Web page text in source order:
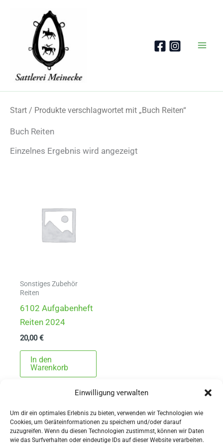
Einwilligung verwalten
Um dir ein optimales Erlebnis zu bieten, verwenden wir Technologien wie
Cookies, um Geräteinformationen zu speichern und/oder darauf
zuzugreifen. Wenn du diesen Technologien zustimmst, können wir Daten
wie das Surfverhalten oder eindeutige IDs auf dieser Website verarbeiten.
Start / Produkte verschlagwortet mit „Buch Reiten“
Buch Reiten
Einzelnes Ergebnis wird angezeigt
Sonstiges Zubehör
Reiten
6102 Aufgabenheft
Reiten 2024
20,00€
In den
Warenkorb